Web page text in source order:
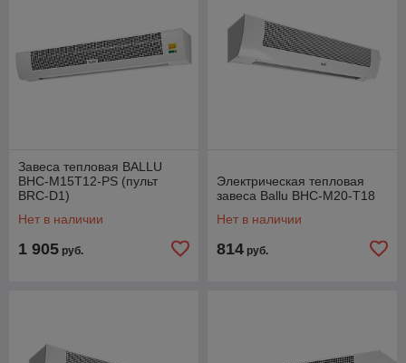
Завеса тепловая BALLU
BHC-M15T12-PS (пульт
BRC-D1)
Нет в наличии
1 905 руб.
Электрическая тепловая
завеса Ballu BHC-М20-T18
Нет в наличии
814 руб.